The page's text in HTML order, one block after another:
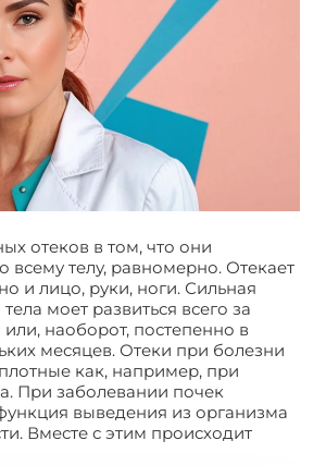
отеков в том, что они
всему телу, равномерно. Отекает
и лицо, руки, ноги. Сильная
моет развиться всего за
наоборот, постепенно в
месяцев. Отеки при болезни
как, например, при
При заболевании почек
выведения из организма
Вместе с этим происходит